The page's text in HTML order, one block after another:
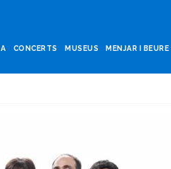
CONCERTS MUSEUS MENJAR I BEURE